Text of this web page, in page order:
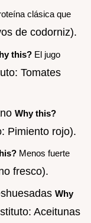
clásica que
de codorniz).
this? El jugo
Tomates
Why this?
Pimiento rojo).
Menos fuerte
fresco).
Why
Aceitunas